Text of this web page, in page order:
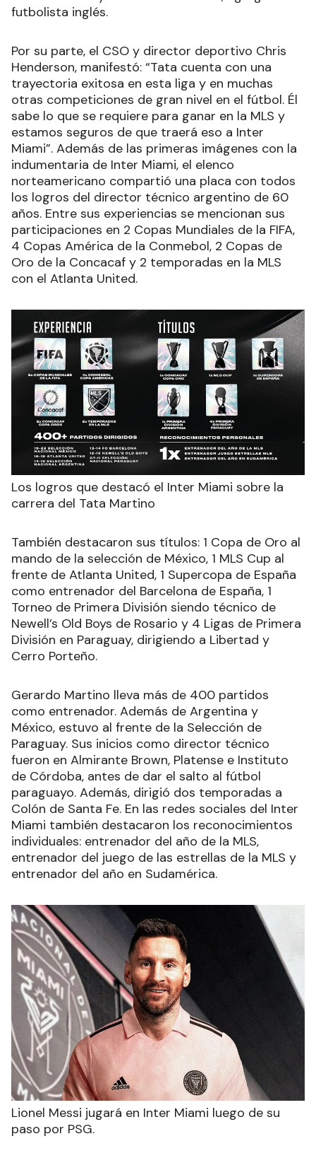
futbolista inglés.
Por su parte, el CSO y director deportivo Chris
Henderson, manifestó: “Tata cuenta con una
trayectoria exitosa en esta liga y en muchas
otras competiciones de gran nivel en el fútbol. Él
sabe lo que se requiere para ganar en la MLS y
estamos seguros de que traerá eso a Inter
Miami”. Además de las primeras imágenes con la
indumentaria de Inter Miami, el elenco
norteamericano compartió una placa con todos
los logros del director técnico argentino de 60
años. Entre sus experiencias se mencionan sus
participaciones en 2 Copas Mundiales de la FIFA,
4 Copas América de la Conmebol, 2 Copas de
Oro de la Concacaf y 2 temporadas en la MLS
con el Atlanta United.
Los logros que destacó el Inter Miami sobre la
carrera del Tata Martino
También destacaron sus títulos: 1 Copa de Oro al
mando de la selección de México, 1 MLS Cup al
frente de Atlanta United, 1 Supercopa de España
como entrenador del Barcelona de España, 1
Torneo de Primera División siendo técnico de
Newell’s Old Boys de Rosario y 4 Ligas de Primera
División en Paraguay, dirigiendo a Libertad y
Cerro Porteño.
Gerardo Martino lleva más de 400 partidos
como entrenador. Además de Argentina y
México, estuvo al frente de la Selección de
Paraguay. Sus inicios como director técnico
fueron en Almirante Brown, Platense e Instituto
de Córdoba, antes de dar el salto al fútbol
paraguayo. Además, dirigió dos temporadas a
Colón de Santa Fe. En las redes sociales del Inter
Miami también destacaron los reconocimientos
individuales: entrenador del año de la MLS,
entrenador del juego de las estrellas de la MLS y
entrenador del año en Sudamérica.
Lionel Messi jugará en Inter Miami luego de su
paso por PSG.